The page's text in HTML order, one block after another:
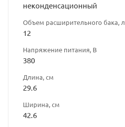
неконденсационный
Объем расширительного бака, л
12
Напряжение питания, В
380
Длина, см
29.6
Ширина, см
42.6